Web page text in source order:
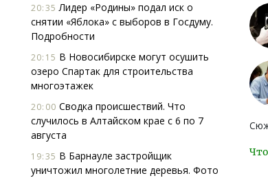
20:35 Лидер «Родины» подал иск о
снятии «Яблока» с выборов в Госдуму.
Подробности
20:15 В Новосибирске могут осушить
озеро Спартак для строительства
многоэтажек
20:00 Сводка происшествий. Что
случилось в Алтайском крае с 6 по 7
августа
19:35 В Барнауле застройщик
уничтожил многолетние деревья. Фото